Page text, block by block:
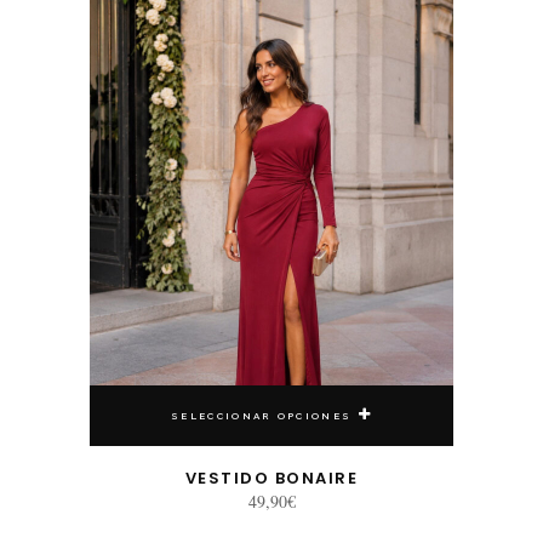
29,00€.
SELECCIONAR OPCIONES
VESTIDO BONAIRE
49,90€